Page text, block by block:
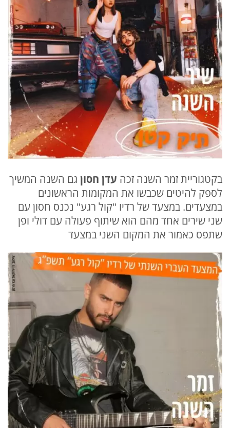
בקטגוריית זמר השנה זכה עדן חסון גם השנה המשיך
לספק להיטים שכבשו את המקומות הראשונים
במצעדים. במצעד של רדיו "קול רגע" נכנס חסון עם
שני שירים אחד מהם הוא שיתוף פעולה עם דולי ופן
שתפס כאמור את המקום השני במצעד